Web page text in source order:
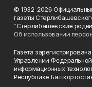
© 1932-2026
газеты
"Стерлибашевские
Об использовании
Газета
Управлении
информационных
Республике